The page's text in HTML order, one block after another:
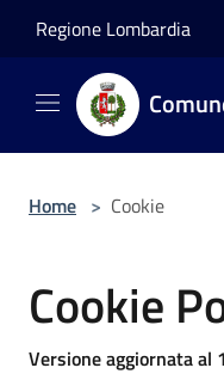
Regione Lombardia
Home > Cookie
Cookie
Versione aggiornata al